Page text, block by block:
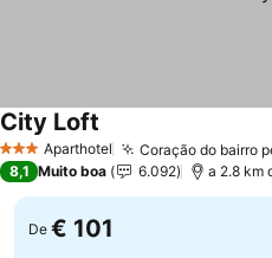
3 EstrelasAparthotel Coração do bairro
City Loft
8,1 Muito boa 6.092 a 2.8 km
De € 101